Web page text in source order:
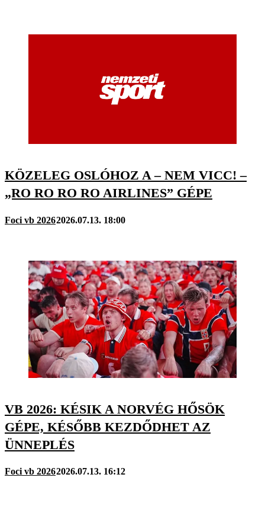
KÖZELEG OSLÓHOZ A – NEM VICC! –
„RO RO RO RO AIRLINES” GÉPE
Foci vb 20262026.07.13. 18:00
VB 2026: KÉSIK A NORVÉG HŐSÖK
GÉPE, KÉSŐBB KEZDŐDHET AZ
ÜNNEPLÉS
Foci vb 20262026.07.13. 16:12